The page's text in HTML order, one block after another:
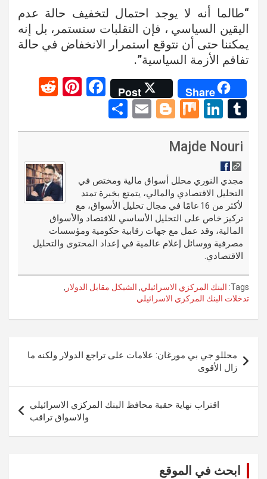
“طالما أنه لا يوجد احتمال لتخفيف حالة عدم
اليقين السياسي ، فإن التقلبات ستستمر، بل إنه
يمكننا حتى أن نتوقع استمرار الانخفاض في حالة
تفاقم الأزمة السياسية”.
Share
Post
F
ce
o
k
Pi
er
t
d
t
T
u
m
bl
r
Li
n
ke
n
M
ix
Bl
o
er
E
m
h
Majde Nouri
مجدي النوري محلل أسواق مالية ومختص في
التحليل الاقتصادي والمالي، يتمتع بخبرة تمتد
لأكثر من 16 عامًا في مجال تحليل الأسواق، مع
تركيز خاص على التحليل الأساسي للاقتصاد والأسواق
المالية، وقد عمل مع جهات رقابية حكومية ومؤسسات
مصرفية ووسائل إعلام عالمية في إعداد المحتوى والتحليل
الاقتصادي.
Tags: البنك المركزي الاسرائيلي, الشيكل مقابل الدولار ,
تدخلات البنك المركزي الاسرائيلي
المقالات
محللو جي بي مورغان: علامات على تراجع الدولار ولكنه ما
زال الأقوى
اقتراب نهاية حقبة محافظ البنك المركزي الاسرائيلي
والاسواق تراقب
ابحث في الموقع